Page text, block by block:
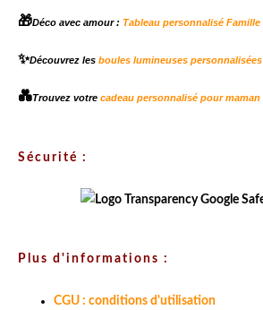
🎁Déco avec amour : Tableau personnalisé Famille
✨Découvrez les boules lumineuses personnalisées
💑Trouvez votre cadeau personnalisé pour maman
Sécurité :
Plus d'informations :
CGU : conditions d'utilisation